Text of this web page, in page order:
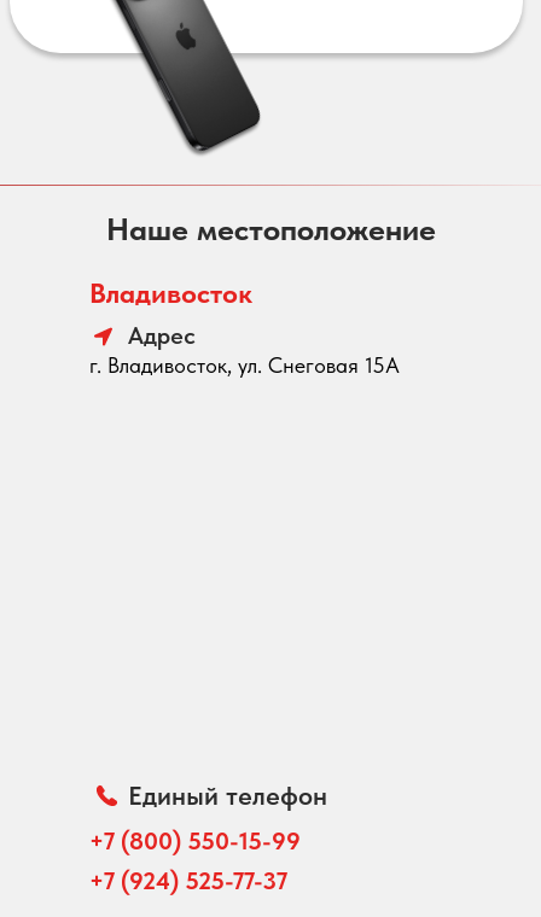
Наше местоположение
Владивосток
Адрес
г. Владивосток, ул. Снеговая 15А
Единый телефон
+7 (800) 550-15-99
+7 (924) 525-77-37